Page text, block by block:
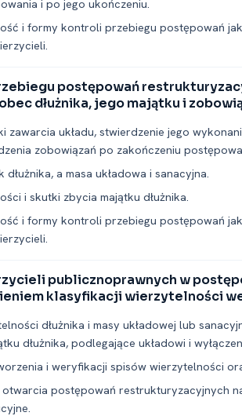
i po jego ukończeniu.
i formy kontroli przebiegu postępowań
postępowań
dłużnika, jego majątku i
zawarcia układu, stwierdzenie jego
zobowiązań po zakończeniu
dłużnika, a masa układowa i sanacyjna.
i skutki zbycia majątku dłużnika.
i formy kontroli przebiegu postępowań
publicznoprawnych w
klasyfikacji wierzytelności
dłużnika i masy układowej lub
dłużnika, podlegające układowi i
i weryfikacji spisów wierzytelności
otwarcia postępowań restrukturyzacyjnych